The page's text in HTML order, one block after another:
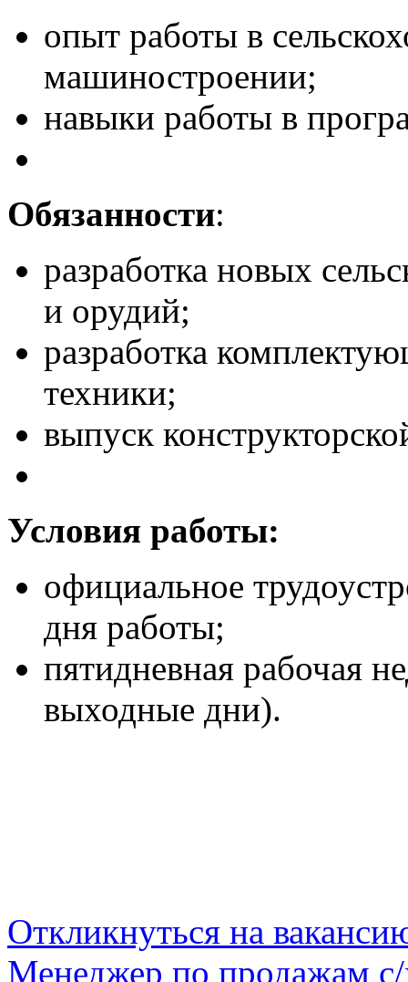
опыт работы в
машиностроении;
навыки работы в
Обязанности:
разработка новых
и орудий;
разработка
техники;
выпуск
Условия работы:
официальное
дня работы;
пятидневная рабочая
выходные дни).
Откликнуться на
Менеджер по продажам